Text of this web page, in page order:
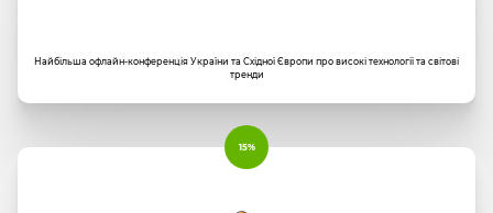
Найбільша офлайн-конференція України та Східної Європи про високі технології та світові
тренди
15%